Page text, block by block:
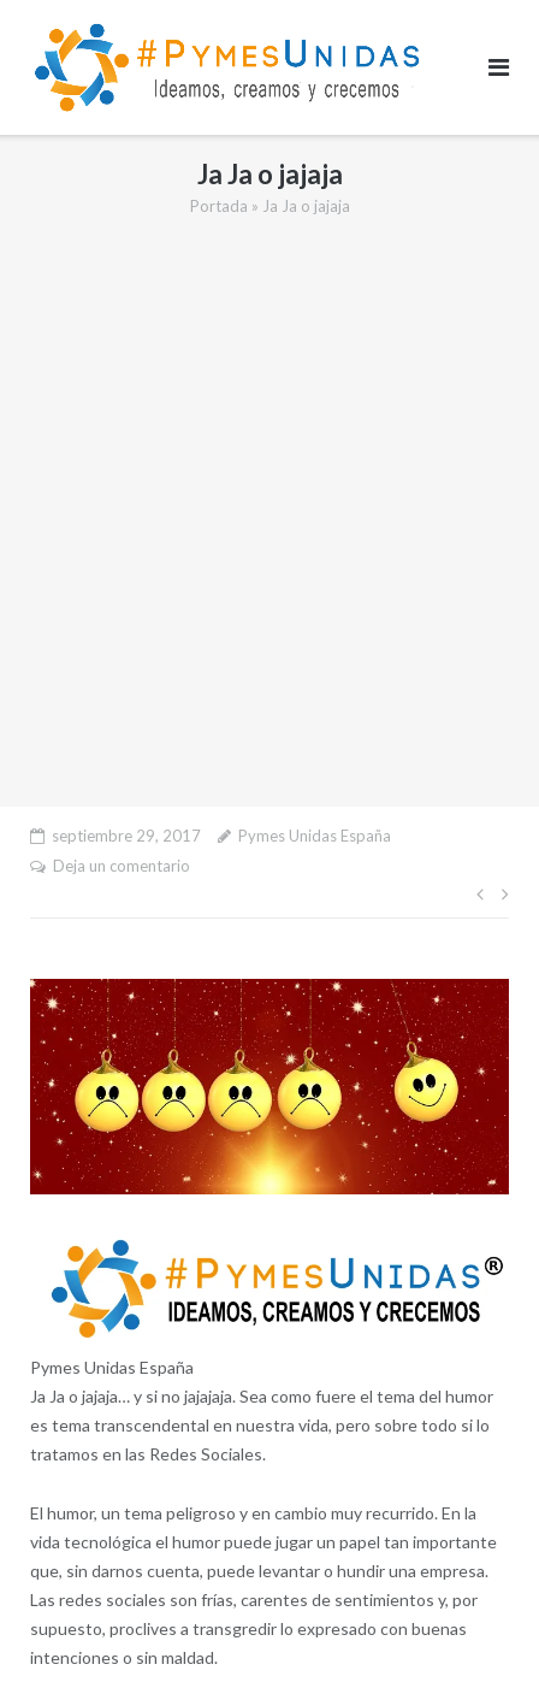
contenido
Ja Ja o jajaja
Portada » Ja Ja o jajaja
septiembre 29, 2017
Pymes Unidas España
Deja un comentario
Pymes Unidas España
Ja Ja o jajaja… y si no jajajaja. Sea como fuere el tema del humor
es tema transcendental en nuestra vida, pero sobre todo si lo
tratamos en las Redes Sociales.
El humor, un tema peligroso y en cambio muy recurrido. En la
vida tecnológica el humor puede jugar un papel tan importante
que, sin darnos cuenta, puede levantar o hundir una empresa.
Las redes sociales son frías, carentes de sentimientos y, por
supuesto, proclives a transgredir lo expresado con buenas
intenciones o sin maldad.